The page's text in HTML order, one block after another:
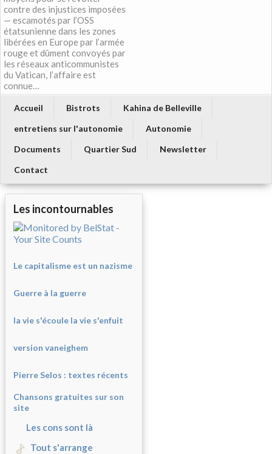
contre des injustices imposées
— escamotés par l’OSS
étatsunienne dans les zones
libérées en Europe par l’armée
rouge et dûment convoyés par
les réseaux anticommunistes
du Vatican, l’affaire est
connue…
Accueil Bistrots
Kahina de Belleville
entretiens sur l'autonomie
Autonomie
Documents
Quartier Sud
Newsletter
Contact
Les incontournables
Le capitalisme est un nazisme
Guerre à la guerre
la vie s'écoule la vie s'enfuit
version vaneighem
Pierre Selos : textes récents
Chansons gratuites sur son
site
Les cons sont là
Tout s'arrange